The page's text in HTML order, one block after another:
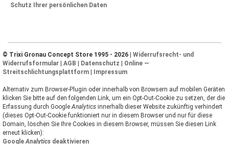
Schutz Ihrer persönlichen Daten
© Trixi Gronau Concept Store 1995 - 2026 | Widerrufsrecht- und
Widerrufsformular | AGB | Datenschutz | Online —
Streitschlichtungsplattform | Impressum
Alternativ zum Browser-Plugin oder innerhalb von Browsern auf mobilen Geräten
klicken Sie bitte auf den folgenden Link, um ein Opt-Out-Cookie zu setzen, der die
Erfassung durch Google Analytics innerhalb dieser Website zukünftig verhindert
(dieses Opt-Out-Cookie funktioniert nur in diesem Browser und nur für diese
Domain, löschen Sie Ihre Cookies in diesem Browser, müssen Sie diesen Link
erneut klicken):
Google Analytics deaktivieren